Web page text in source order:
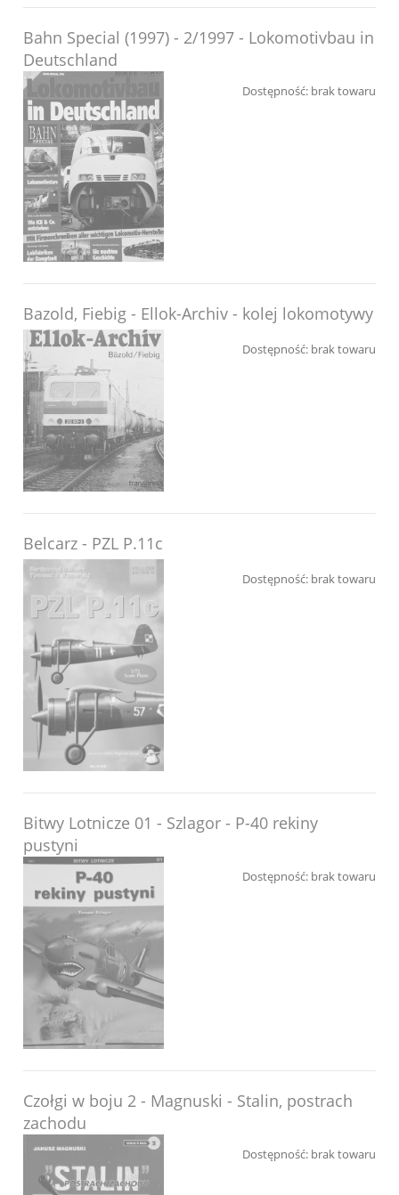
Bahn Special (1997) - 2/1997 - Lokomotivbau in
Deutschland
Dostępność: brak towaru
Bazold, Fiebig - Ellok-Archiv - kolej lokomotywy
Dostępność: brak towaru
Belcarz - PZL P.11c
Dostępność: brak towaru
Bitwy Lotnicze 01 - Szlagor - P-40 rekiny
pustyni
Dostępność: brak towaru
Czołgi w boju 2 - Magnuski - Stalin, postrach
zachodu
Dostępność: brak towaru